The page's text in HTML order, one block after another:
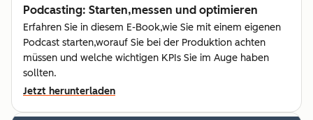
Podcasting: Starten,messen und optimieren
Erfahren Sie in diesem E-Book,wie Sie mit einem eigenen
Podcast starten,worauf Sie bei der Produktion achten
müssen und welche wichtigen KPIs Sie im Auge haben
sollten.
Jetzt herunterladen